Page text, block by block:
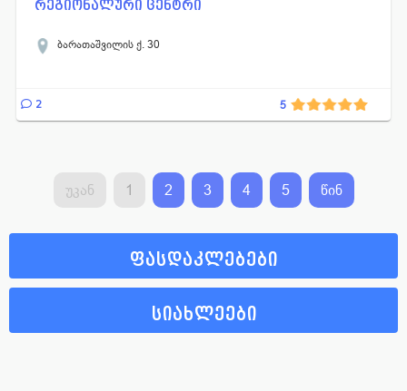
რეგიონალური ცენტრი
ბარათაშვილის ქ. 30
2 5
უკან 1 2 3 4 5 წინ
ფასდაკლებები
სიახლეები